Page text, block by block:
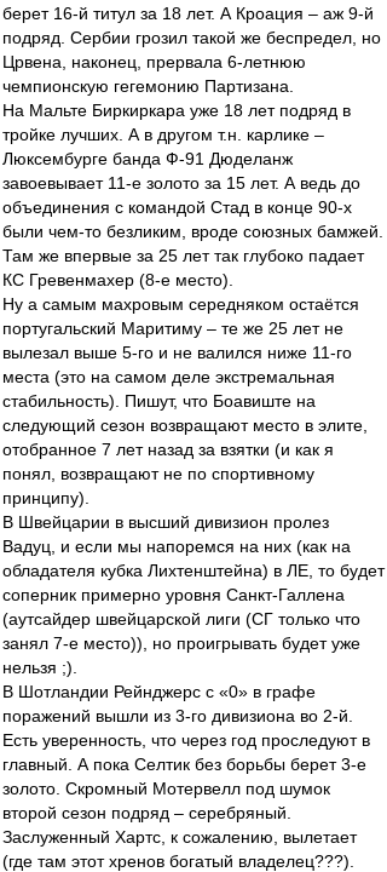
берет 16-й титул за 18 лет. А Кроация – аж 9-й
подряд. Сербии грозил такой же беспредел, но
Црвена, наконец, прервала 6-летнюю
чемпионскую гегемонию Партизана.
На Мальте Биркиркара уже 18 лет подряд в
тройке лучших. А в другом т.н. карлике –
Люксембурге банда Ф-91 Дюделанж
завоевывает 11-е золото за 15 лет. А ведь до
объединения с командой Стад в конце 90-х
были чем-то безликим, вроде союзных бамжей.
Там же впервые за 25 лет так глубоко падает
КС Гревенмахер (8-е место).
Ну а самым махровым середняком остаётся
португальский Маритиму – те же 25 лет не
вылезал выше 5-го и не валился ниже 11-го
места (это на самом деле экстремальная
стабильность). Пишут, что Боавиште на
следующий сезон возвращают место в элите,
отобранное 7 лет назад за взятки (и как я
понял, возвращают не по спортивному
принципу).
В Швейцарии в высший дивизион пролез
Вадуц, и если мы напоремся на них (как на
обладателя кубка Лихтенштейна) в ЛЕ, то будет
соперник примерно уровня Санкт-Галлена
(аутсайдер швейцарской лиги (СГ только что
занял 7-е место)), но проигрывать будет уже
нельзя ;).
В Шотландии Рейнджерс с «0» в графе
поражений вышли из 3-го дивизиона во 2-й.
Есть уверенность, что через год проследуют в
главный. А пока Селтик без борьбы берет 3-е
золото. Скромный Мотервелл под шумок
второй сезон подряд – серебряный.
Заслуженный Хартс, к сожалению, вылетает
(где там этот хренов богатый владелец???).